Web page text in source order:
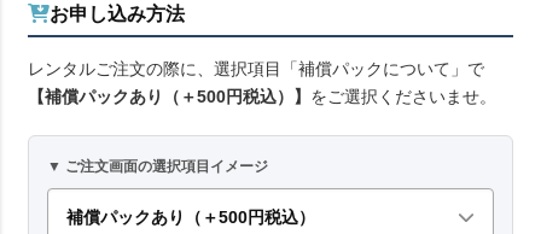
お申し込み方法
レンタルご注文の際に、選択項目「補償パックについて」で
【補償パックあり（＋500円税込）】 をご選択くださいませ。
▼ ご注文画面の選択項目イメージ
補償パックあり（＋500円税込）